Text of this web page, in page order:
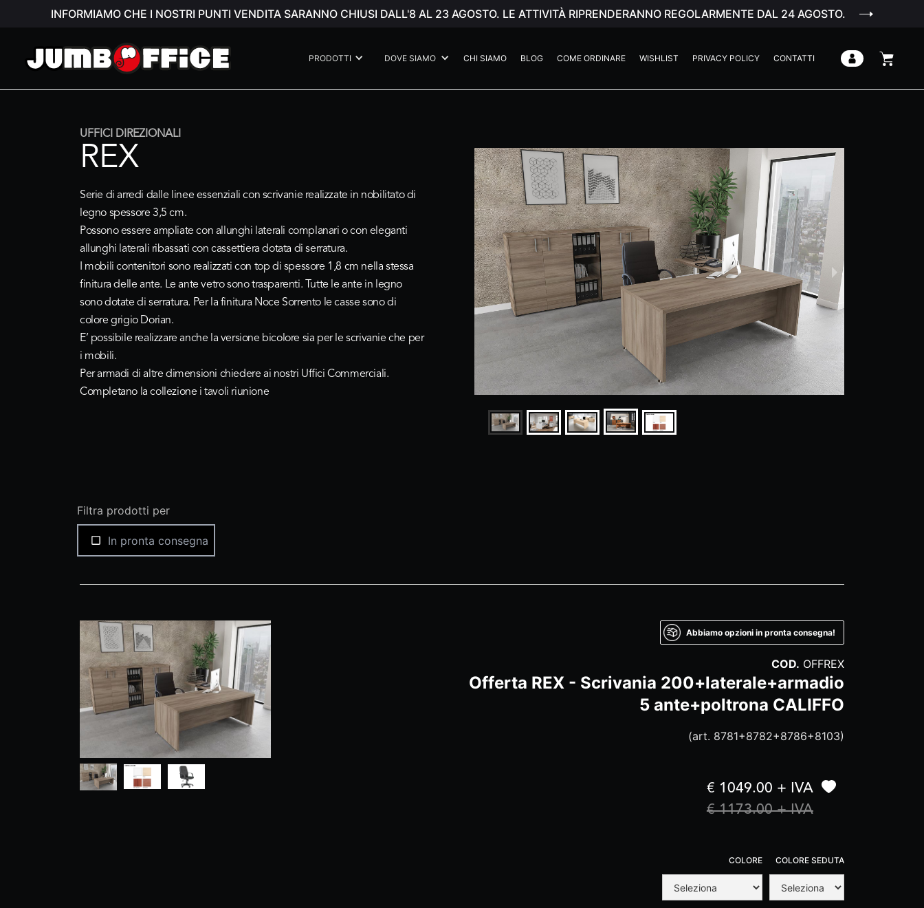
INFORMIAMO CHE I NOSTRI PUNTI VENDITA SARANNO CHIUSI DALL'8 AL 23 AGOSTO. LE ATTIVITÀ RIPRENDERANNO REGOLARMENTE DAL 24 AGOSTO.
PRODOTTI DOVE SIAMO CHI SIAMO BLOG COME ORDINARE WISHLIST PRIVACY POLICY CONTATTI
UFFICI DIREZIONALI
REX
Serie di arredi dalle linee essenziali con scrivanie realizzate in nobilitato di
legno spessore 3,5 cm.
Possono essere ampliate con allunghi laterali complanari o con eleganti
allunghi laterali ribassati con cassettiera dotata di serratura.
I mobili contenitori sono realizzati con top di spessore 1,8 cm nella stessa
finitura delle ante. Le ante vetro sono trasparenti. Tutte le ante in legno
sono dotate di serratura. Per la finitura Noce Sorrento le casse sono di
colore grigio Dorian.
E’ possibile realizzare anche la versione bicolore sia per le scrivanie che per
i mobili.
Per armadi di altre dimensioni chiedere ai nostri Uffici Commerciali.
Completano la collezione i tavoli riunione
Filtra prodotti per
In pronta consegna
Abbiamo opzioni in pronta consegna!
COD. OFFREX
Offerta REX - Scrivania 200+laterale+armadio
5 ante+poltrona CALIFFO
(art. 8781+8782+8786+8103)
€ 1049.00 + IVA
€ 1173.00 + IVA
COLORE COLORE SEDUTA